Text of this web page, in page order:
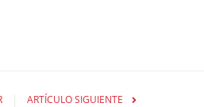
ARTÍCULO SIGUIENTE